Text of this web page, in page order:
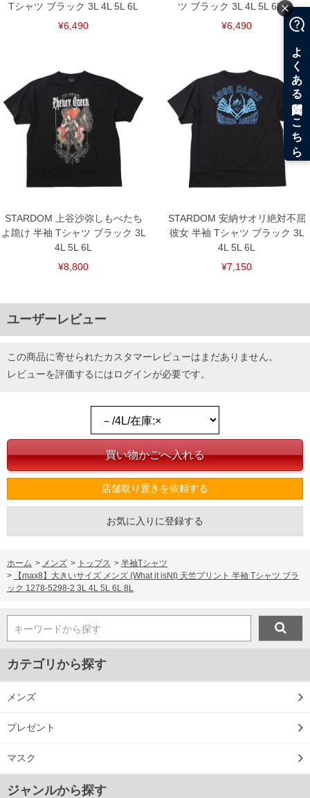
Tシャツ ブラック 3L 4L 5L 6L
¥6,490
ツ ブラック 3L 4L 5L 6L 8L
¥6,490
STARDOM 上谷沙弥しもべたち
よ跪け 半袖 Tシャツ ブラック 3L
4L 5L 6L
¥8,800
STARDOM 安納サオリ絶対不屈
彼女 半袖 Tシャツ ブラック 3L
4L 5L 6L
¥7,150
ユーザーレビュー
この商品に寄せられたカスタマーレビューはまだありません。
レビューを評価するにはログインが必要です。
店舗取り置きを依頼する
お気に入りに登録する
ホーム > メンズ > トップス > 半袖Tシャツ
>
【max8】大きいサイズ メンズ (What it isNt) 天竺プリント 半袖 Tシャツ ブラ
ック 1278-5298-2 3L 4L 5L 6L 8L
キーワードから探す
カテゴリから探す
メンズ
プレゼント
マスク
ジャンルから探す